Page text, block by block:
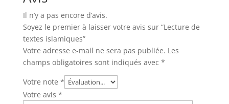
Il n’y a pas encore d’avis.
Soyez le premier à laisser votre avis sur “Lecture de
textes islamiques”
Votre adresse e-mail ne sera pas publiée. Les
champs obligatoires sont indiqués avec *
Votre note *
Votre avis *